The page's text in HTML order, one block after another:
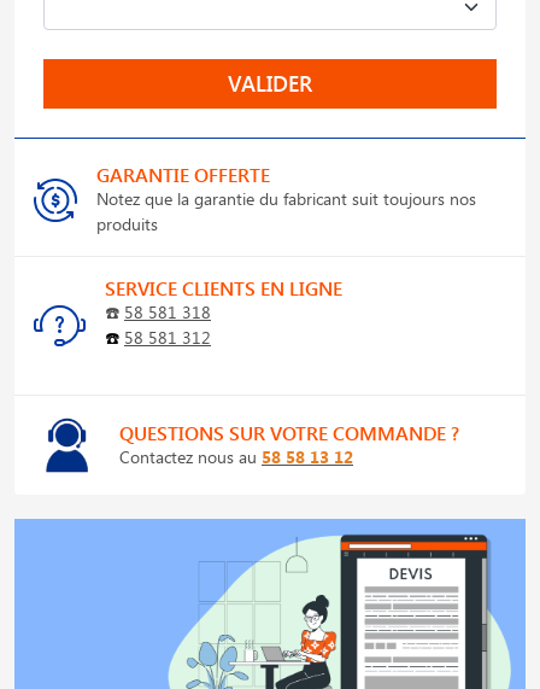
VALIDER
GARANTIE OFFERTE
Notez que la garantie du fabricant suit toujours nos
produits
SERVICE CLIENTS EN LIGNE
☎️ 58 581 318
☎️ 58 581 312
QUESTIONS SUR VOTRE COMMANDE ?
Contactez nous au 58 58 13 12